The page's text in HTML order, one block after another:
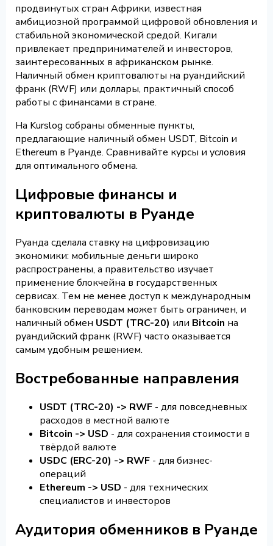
продвинутых стран Африки, известная
амбициозной программой цифровой обновления и
стабильной экономической средой. Кигали
привлекает предпринимателей и инвесторов,
заинтересованных в африканском рынке.
Наличный обмен криптовалюты на руандийский
франк (RWF) или доллары, практичный способ
работы с финансами в стране.
На Kurslog собраны обменные пункты,
предлагающие наличный обмен USDT, Bitcoin и
Ethereum в Руанде. Сравнивайте курсы и условия
для оптимального обмена.
Цифровые финансы и
криптовалюты в Руанде
Руанда сделала ставку на цифровизацию
экономики: мобильные деньги широко
распространены, а правительство изучает
применение блокчейна в государственных
сервисах. Тем не менее доступ к международным
банковским переводам может быть ограничен, и
наличный обмен USDT (TRC-20) или Bitcoin на
руандийский франк (RWF) часто оказывается
самым удобным решением.
Востребованные направления
USDT (TRC-20) -> RWF - для повседневных
расходов в местной валюте
Bitcoin -> USD - для сохранения стоимости в
твёрдой валюте
USDC (ERC-20) -> RWF - для бизнес-
операций
Ethereum -> USD - для технических
специалистов и инвесторов
Аудитория обменников в Руанде